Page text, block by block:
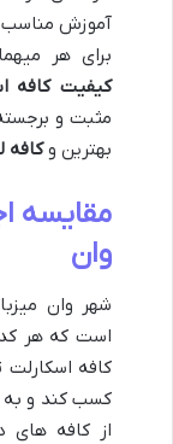
آموزش مناسب
برای هر
کیفیت کافه
مثبت و
بهترین وکافه
مقایسه
وان
شهر وان
است که هر
کافه اسکارلت
کسب کند و به
از کافه های